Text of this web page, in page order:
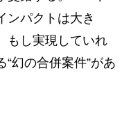
ンパクトは大き
もし実現していれ
幻の合併案件”があ